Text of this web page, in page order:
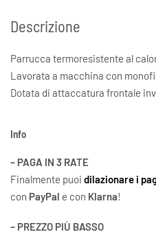
Descrizione
Parrucca termoresistente al
Lavorata a macchina con
Dotata di attaccatura frontale
Info
– PAGA IN 3 RATE
Finalmente puoi dilazionare i
con PayPal e con Klarna!
– PREZZO PIÙ BASSO